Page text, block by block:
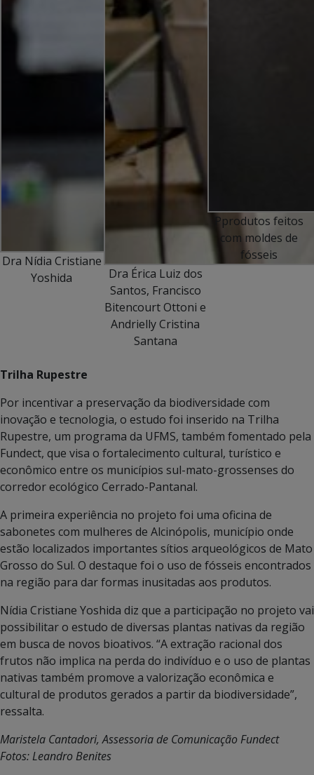
Dra Nídia Cristiane
Yoshida
Dra Érica Luiz dos
Santos, Francisco
Bitencourt Ottoni e
Andrielly Cristina
Santana
Pprodutos feitos
com moldes de
fósseis
Trilha Rupestre
Por incentivar a preservação da biodiversidade com
inovação e tecnologia, o estudo foi inserido na Trilha
Rupestre, um programa da UFMS, também fomentado pela
Fundect, que visa o fortalecimento cultural, turístico e
econômico entre os municípios sul-mato-grossenses do
corredor ecológico Cerrado-Pantanal.
A primeira experiência no projeto foi uma oficina de
sabonetes com mulheres de Alcinópolis, município onde
estão localizados importantes sítios arqueológicos de Mato
Grosso do Sul. O destaque foi o uso de fósseis encontrados
na região para dar formas inusitadas aos produtos.
Nídia Cristiane Yoshida diz que a participação no projeto vai
possibilitar o estudo de diversas plantas nativas da região
em busca de novos bioativos. “A extração racional dos
frutos não implica na perda do indivíduo e o uso de plantas
nativas também promove a valorização econômica e
cultural de produtos gerados a partir da biodiversidade”,
ressalta.
Maristela Cantadori, Assessoria de Comunicação Fundect
Fotos: Leandro Benites